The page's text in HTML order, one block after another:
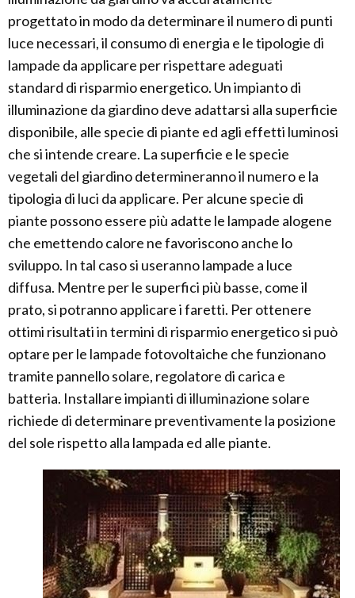
progettato in modo da determinare il numero di punti
luce necessari, il consumo di energia e le tipologie di
lampade da applicare per rispettare adeguati
standard di risparmio energetico. Un impianto di
illuminazione da giardino deve adattarsi alla superficie
disponibile, alle specie di piante ed agli effetti luminosi
che si intende creare. La superficie e le specie
vegetali del giardino determineranno il numero e la
tipologia di luci da applicare. Per alcune specie di
piante possono essere più adatte le lampade alogene
che emettendo calore ne favoriscono anche lo
sviluppo. In tal caso si useranno lampade a luce
diffusa. Mentre per le superfici più basse, come il
prato, si potranno applicare i faretti. Per ottenere
ottimi risultati in termini di risparmio energetico si può
optare per le lampade fotovoltaiche che funzionano
tramite pannello solare, regolatore di carica e
batteria. Installare impianti di illuminazione solare
richiede di determinare preventivamente la posizione
del sole rispetto alla lampada ed alle piante.